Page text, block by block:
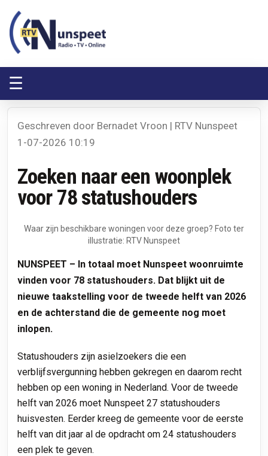
☰
Geschreven door Bernadet Vroon | RTV Nunspeet
1-07-2026 10:19
Zoeken naar een woonplek
voor 78 statushouders
Waar zijn beschikbare woningen voor deze groep? Foto ter
illustratie: RTV Nunspeet
NUNSPEET – In totaal moet Nunspeet woonruimte
vinden voor 78 statushouders. Dat blijkt uit de
nieuwe taakstelling voor de tweede helft van 2026
en de achterstand die de gemeente nog moet
inlopen.
Statushouders zijn asielzoekers die een
verblijfsvergunning hebben gekregen en daarom recht
hebben op een woning in Nederland. Voor de tweede
helft van 2026 moet Nunspeet 27 statushouders
huisvesten. Eerder kreeg de gemeente voor de eerste
helft van dit jaar al de opdracht om 24 statushouders
een plek te geven.